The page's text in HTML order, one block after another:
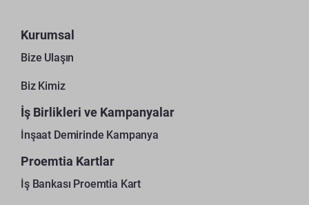
Kurumsal
Bize Ulaşın
Biz Kimiz
İş Birlikleri ve Kampanyalar
İnşaat Demirinde Kampanya
Proemtia Kartlar
İş Bankası Proemtia Kart